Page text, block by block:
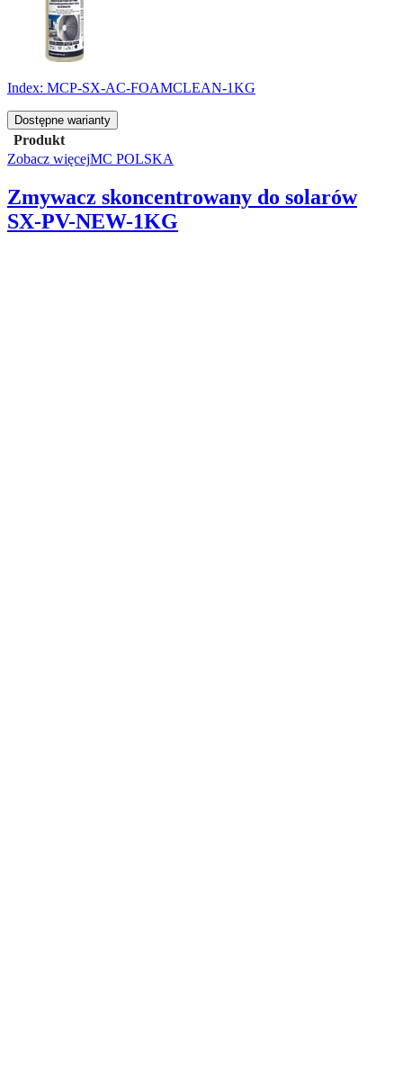
Index: MCP-SX-AC-FOAMCLEAN-1KG
Dostępne warianty
Produkt
Zobacz więcejMC POLSKA
Zmywacz skoncentrowany do solarów
SX-PV-NEW-1KG